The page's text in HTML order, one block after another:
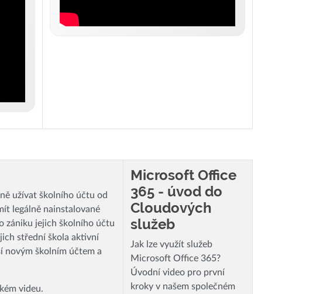
užívat školního účtu od
legálně nainstalované
zániku jejich školního účtu
střední škola aktivní
novým školním účtem a
videu.
Microsoft Office
365 - úvod do
Cloudových
služeb
Jak lze využít služeb
Microsoft Office 365?
Úvodní video pro první
kroky v našem společném